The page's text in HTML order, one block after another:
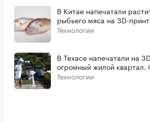
В Китае напечатали
рыбьего мяса на 3D-
Технологии
В Техасе напечатали на
огромный жилой квартал.
Технологии